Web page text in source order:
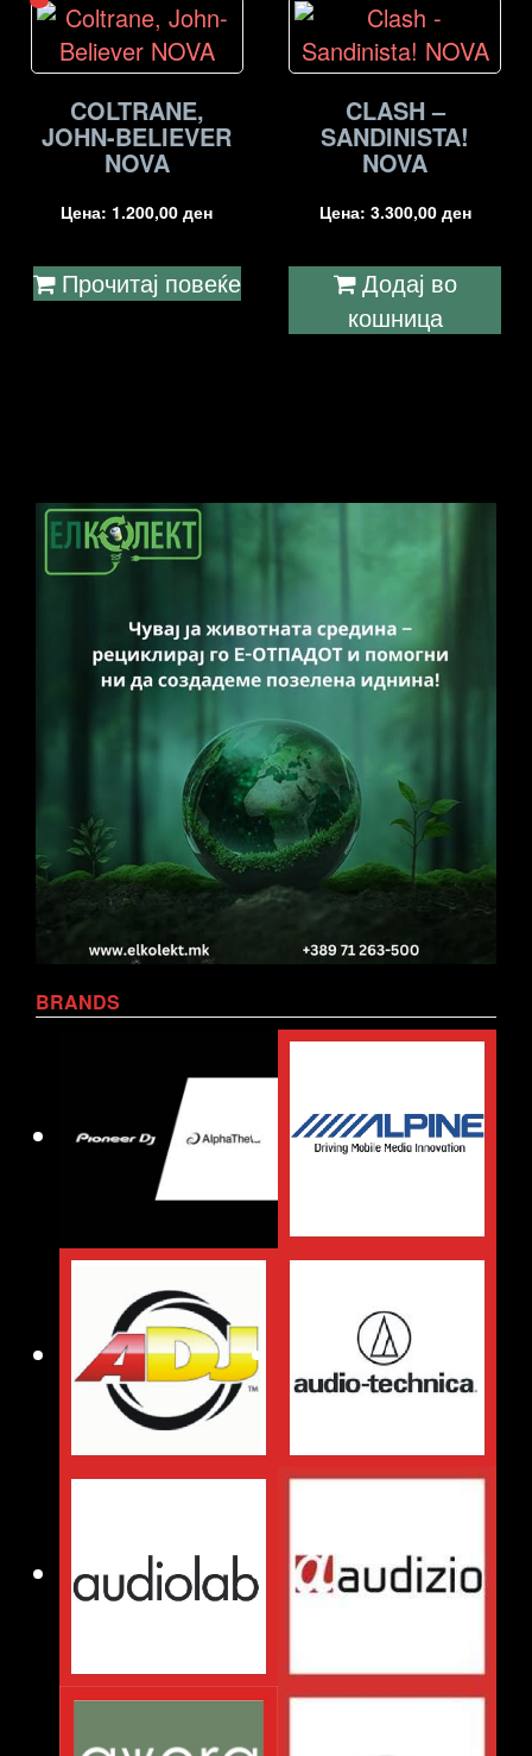
COLTRANE,
JOHN-BELIEVER
NOVA
Цена: 1.200,00ден
Прочитај повеќе
CLASH –
SANDINISTA!
NOVA
Цена: 3.300,00 ден
Додај во
кошница
BRANDS